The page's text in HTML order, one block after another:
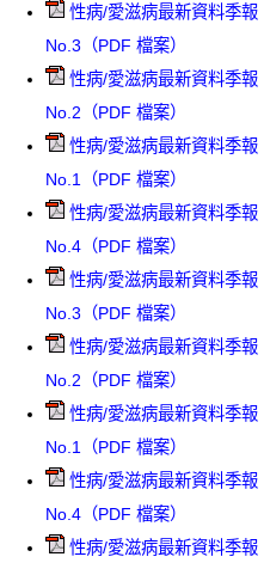
性病/愛滋病最新資料季
No.3（PDF 檔案）
性病/愛滋病最新資料季
No.2（PDF 檔案）
性病/愛滋病最新資料季
No.1（PDF 檔案）
性病/愛滋病最新資料季
No.4（PDF 檔案）
性病/愛滋病最新資料季
No.3（PDF 檔案）
性病/愛滋病最新資料季
No.2（PDF 檔案）
性病/愛滋病最新資料季
No.1（PDF 檔案）
性病/愛滋病最新資料季
No.4（PDF 檔案）
性病/愛滋病最新資料季